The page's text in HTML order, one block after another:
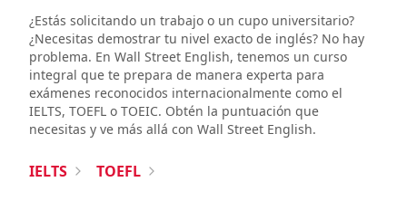
¿Estás solicitando un trabajo o un cupo universitario?
¿Necesitas demostrar tu nivel exacto de inglés? No hay
problema. En Wall Street English, tenemos un curso
integral que te prepara de manera experta para
exámenes reconocidos internacionalmente como el
IELTS, TOEFL o TOEIC. Obtén la puntuación que
necesitas y ve más allá con Wall Street English.
IELTS TOEFL